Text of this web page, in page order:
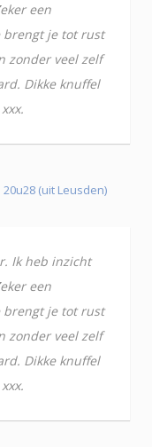
een
brengt je tot rust
zonder veel zelf
Dikke knuffel
(uit Leusden)
Ik heb inzicht
een
brengt je tot rust
zonder veel zelf
Dikke knuffel